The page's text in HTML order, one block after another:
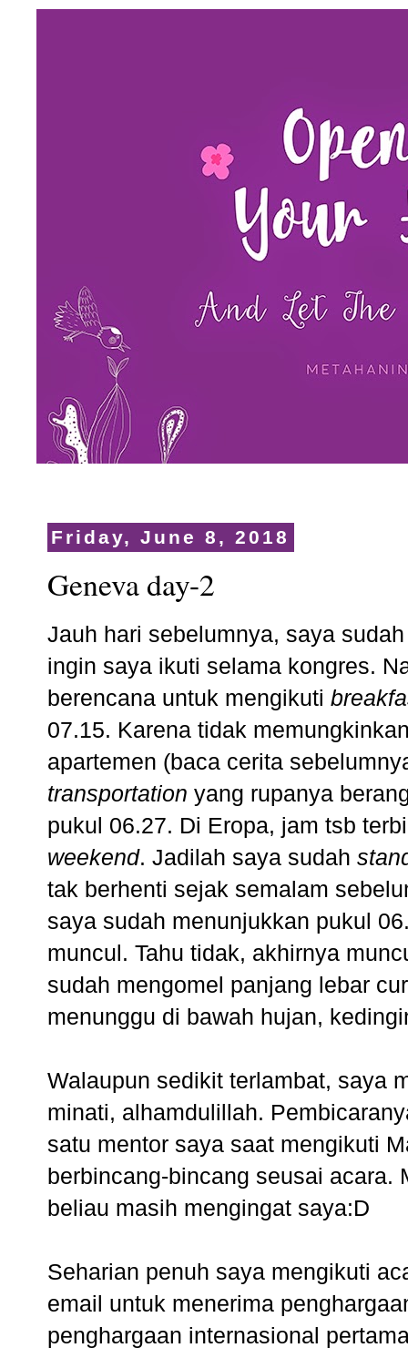
Friday, June 8, 2018
Geneva day-2
Jauh hari sebelumnya, saya
ingin saya ikuti selama kongres.
berencana untuk mengikuti
07.15. Karena tidak
apartemen (baca cerita
transportation yang rupanya
pukul 06.27. Di Eropa, jam tsb
weekend. Jadilah saya sudah
tak berhenti sejak semalam
saya sudah menunjukkan pukul
muncul. Tahu tidak, akhirnya
sudah mengomel panjang lebar
menunggu di bawah hujan,
Walaupun sedikit terlambat, saya
minati, alhamdulillah.
satu mentor saya saat mengikuti
berbincang-bincang seusai acara.
beliau masih mengingat saya:D
Seharian penuh saya mengikuti
email untuk menerima
penghargaan internasional